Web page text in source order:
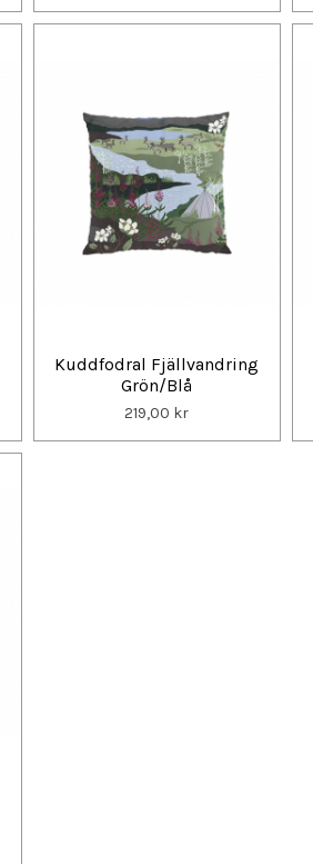
Kuddfodral Fjällvandring
Grön/Blå
219,00 kr